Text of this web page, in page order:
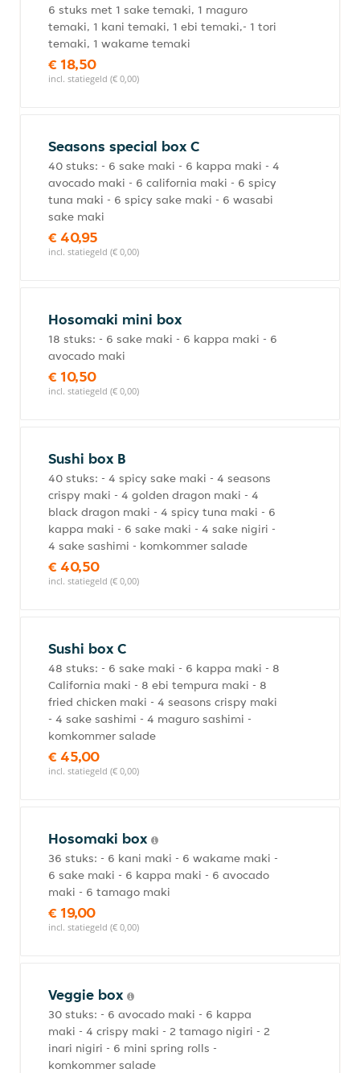
6 stuks met 1 sake temaki, 1 maguro
temaki, 1 kani temaki, 1 ebi temaki,- 1 tori
temaki, 1 wakame temaki
€ 18,50
incl. statiegeld (€ 0,00)
Seasons special box C
40 stuks: - 6 sake maki - 6 kappa maki - 4
avocado maki - 6 california maki - 6 spicy
tuna maki - 6 spicy sake maki - 6 wasabi
sake maki
€ 40,95
incl. statiegeld (€ 0,00)
Hosomaki mini box
18 stuks: - 6 sake maki - 6 kappa maki - 6
avocado maki
€ 10,50
incl. statiegeld (€ 0,00)
Sushi box B
40 stuks: - 4 spicy sake maki - 4 seasons
crispy maki - 4 golden dragon maki - 4
black dragon maki - 4 spicy tuna maki - 6
kappa maki - 6 sake maki - 4 sake nigiri -
4 sake sashimi - komkommer salade
€ 40,50
incl. statiegeld (€ 0,00)
Sushi box C
48 stuks: - 6 sake maki - 6 kappa maki - 8
California maki - 8 ebi tempura maki - 8
fried chicken maki - 4 seasons crispy maki
- 4 sake sashimi - 4 maguro sashimi -
komkommer salade
€ 45,00
incl. statiegeld (€ 0,00)
Hosomaki box
36 stuks: - 6 kani maki - 6 wakame maki -
6 sake maki - 6 kappa maki - 6 avocado
maki - 6 tamago maki
€ 19,00
incl. statiegeld (€ 0,00)
Veggie box
30 stuks: - 6 avocado maki - 6 kappa
maki - 4 crispy maki - 2 tamago nigiri - 2
inari nigiri - 6 mini spring rolls -
komkommer salade